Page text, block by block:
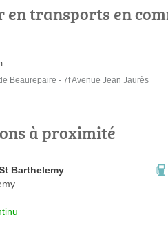
en transports en
Beaurepaire - 7f Avenue Jean Jaurès
à proximité
Barthelemy